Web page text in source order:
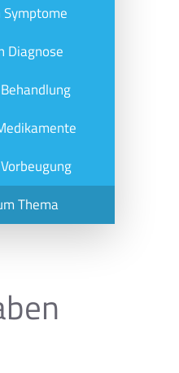
Diagnose
Thema